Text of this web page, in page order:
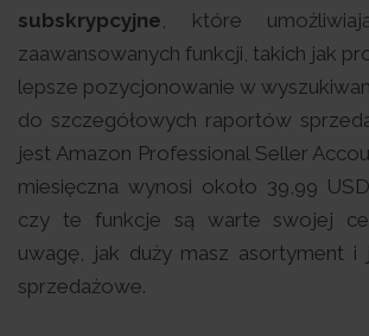
subskrypcyjne , które
zaawansowanych funkcji, takich jak
lepsze pozycjonowanie w
do szczegółowych raportów
jest Amazon Professional Seller
miesięczna wynosi około 39,99
czy te funkcje są warte swojej
uwagę, jak duży masz asortyment i
sprzedażowe.